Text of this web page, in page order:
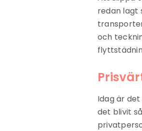
redan lagt
och
Idag är
det blivit